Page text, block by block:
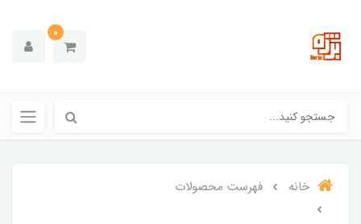
0
خانه فهرست محصولات